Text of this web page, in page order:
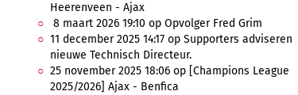
Heerenveen - Ajax
8 maart 2026 19:10 op Opvolger Fred Grim
11 december 2025 14:17 op Supporters adviseren
nieuwe Technisch Directeur.
25 november 2025 18:06 op [Champions League
2025/2026] Ajax - Benfica